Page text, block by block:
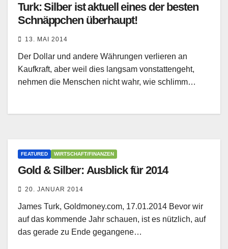
Turk: Silber ist aktuell eines der besten
Schnäppchen überhaupt!
13. MAI 2014
Der Dollar und andere Währungen verlieren an
Kaufkraft, aber weil dies langsam vonstattengeht,
nehmen die Menschen nicht wahr, wie schlimm…
FEATURED WIRTSCHAFT/FINANZEN
Gold & Silber: Ausblick für 2014
20. JANUAR 2014
James Turk, Goldmoney.com, 17.01.2014 Bevor wir
auf das kommende Jahr schauen, ist es nützlich, auf
das gerade zu Ende gegangene…